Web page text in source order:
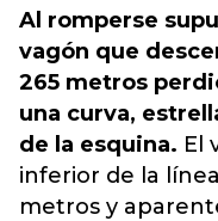
Al romperse
vagón que
265 metros
una curva,
de la esquina. El
inferior de la
metros y